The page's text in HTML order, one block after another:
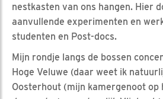
nestkasten van ons hangen. Hier
aanvullende experimenten en
studenten en Post-docs.
Mijn rondje langs de bossen
Hoge Veluwe (daar weet ik
Oosterhout (mijn kamergenoot op